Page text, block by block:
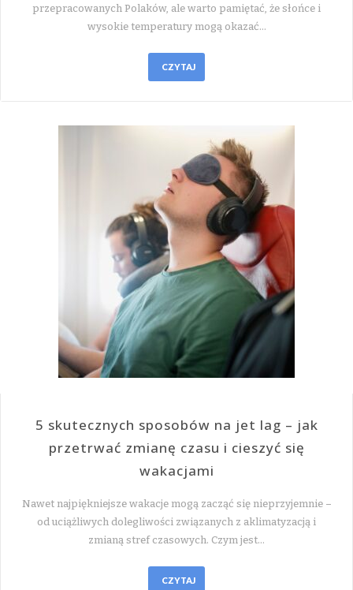
przepracowanych Polaków, ale warto pamiętać, że słońce i
wysokie temperatury mogą okazać…
CZYTAJ
5 skutecznych sposobów na jet lag – jak
przetrwać zmianę czasu i cieszyć się
wakacjami
Nawet najpiękniejsze wakacje mogą zacząć się nieprzyjemnie –
od uciążliwych dolegliwości związanych z aklimatyzacją i
zmianą stref czasowych. Czym jest…
CZYTAJ